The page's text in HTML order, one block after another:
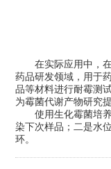
在实际应用中，在
药品研发领域，用于
品等材料进行耐霉测
为霉菌代谢产物研究
使用生化霉菌培养
染下次样品；二是水
环。